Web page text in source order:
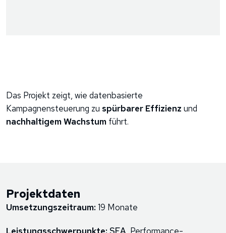
Das Projekt zeigt, wie datenbasierte
Kampagnensteuerung zu spürbarer Effizienz und
nachhaltigem Wachstum führt.
Projektdaten
Umsetzungszeitraum: 19 Monate
Leistungsschwerpunkte: SEA, Performance-